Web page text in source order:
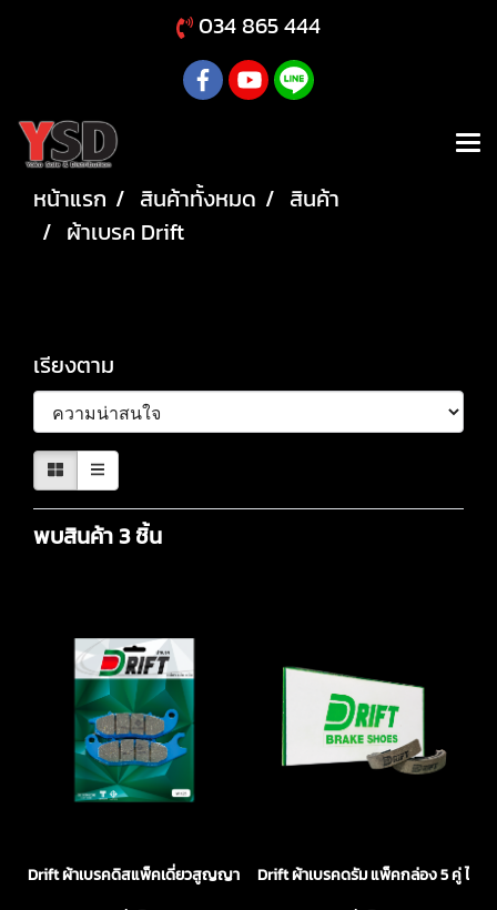
034 865 444
หน้าแรก สินค้าทั้งหมด
สินค้า
ผ้าเบรค Drift
เรียงตาม
พบสินค้า 3 ชิ้น
Drift ผ้าเบรคดิสแพ็คเดี่ยวสูญญากาศDrift ผ้าเบรคดรัม แพ็คกล่อง 5 คู่ ไม่มี